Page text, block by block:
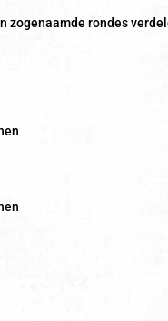
zogenaamde rondes